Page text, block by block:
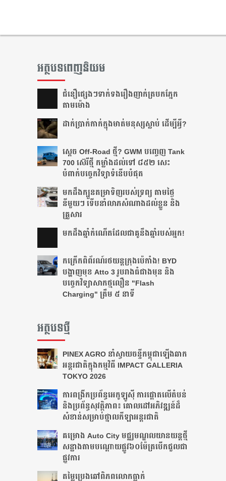
អត្ថបទពេញនិយម
ជំនឿ​ផ្សេងៗ​ទាក់ទង​រឿង​ញាក់​ត្របក​ភ្នែក​
តាម​ម៉ោង​
ដាក់​ប្រាក់​កាក់​ក្នុង​មាត់​មនុស្ស​ស្លាប់ ដើម្បី​អ្វី?
ស្តេច Off-Road ថ្មី? GWM បញ្ចេញ Tank
700 ស៊េរីថ្មី កម្លាំងដល់ទៅ ៨៥២ សេះ
បំពាក់បច្ចេកវិទ្យាទំនើបបំផុត
មកដឹងក្បួនតម្រាទិញរបស់ទ្រព្យ តាមថ្ងៃ
នីមួយៗ ទើបនាំលាភសំណាងដល់ខ្លួន និង
គ្រួសារ
មក​ដឹងឆ្នាំ​កំណើត​ដែល​ជា​គូ​នឹង​ឆ្នាំ​របស់​អ្នក!​
កក្រើកពិព័រណ៍រថយន្តក្រុងប៉េកាំង! BYD
បង្ហាញមុខ Atto 3 រូបរាងធំជាងមុន និង
បច្ចេកវិទ្យាសាកថ្មលឿន "Flash
Charging" ត្រឹម ៥ នាទី
អត្ថបទថ្មី
PINEX AGRO នាំ​ស្វាយចន្ទី​កម្ពុជា​ឡើង​ឆាក​
អន្តរជាតិ​​ក្នុង​កម្មវិធី​ IMPACT GALLERIA
TOKYO 2026
ការពង្រីកប្រព័ន្ធអេកូឡូស៊ី ការផ្តោតលើតំបន់
និងប្រព័ន្ធសុវត្ថិភាព៖ គោលដៅអភិវឌ្ឍន៍ដ៏
សំខាន់សម្រាប់ថ្នាលកីឡាអន្តរជាតិ
គម្រោង Auto City មជ្ឈមណ្ឌលយានយន្តថ្មី
សន្លាង​តាមបណ្តោយផ្លូវ​​៦០ម៉ែត្រ​បើកជួលជា
ផ្លូវការ
តម្លៃប្រេងឆៅពិភពលោកធ្លាក់